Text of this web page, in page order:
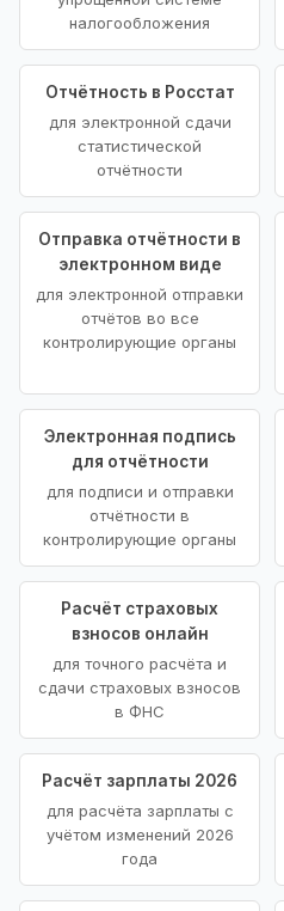
налогообложения
Отчётность в Росстат
для электронной сдачи
статистической
отчётности
Отправка отчётности в
электронном виде
для электронной отправки
отчётов во все
контролирующие органы
Электронная подпись
для отчётности
для подписи и отправки
отчётности в
контролирующие органы
Расчёт страховых
взносов онлайн
для точного расчёта и
сдачи страховых взносов
в ФНС
Расчёт зарплаты 2026
для расчёта зарплаты с
учётом изменений 2026
года